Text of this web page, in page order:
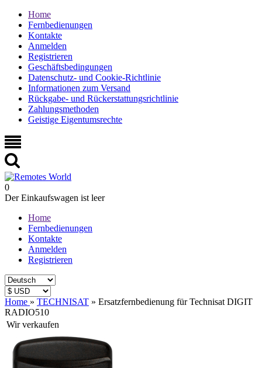
Home
Fernbedienungen
Kontakte
Anmelden
Registrieren
Geschäftsbedingungen
Datenschutz- und Cookie-Richtlinie
Informationen zum Versand
Rückgabe- und Rückerstattungsrichtlinie
Zahlungsmethoden
Geistige Eigentumsrechte
0
Der Einkaufswagen ist leer
Home
Fernbedienungen
Kontakte
Anmelden
Registrieren
Home » TECHNISAT » Ersatzfernbedienung für Technisat DIGIT
RADIO510
Wir verkaufen